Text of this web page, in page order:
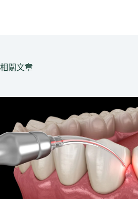
相關文章